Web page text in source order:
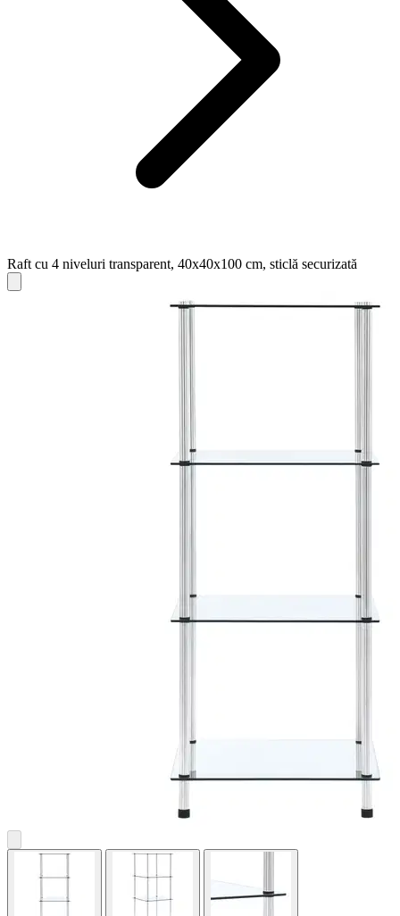
Raft cu 4 niveluri transparent, 40x40x100 cm, sticlă securizată